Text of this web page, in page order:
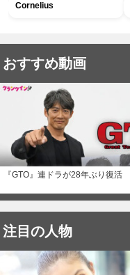
Cornelius
おすすめ動画
『GTO』連ドラが28年ぶり復活
注目の人物